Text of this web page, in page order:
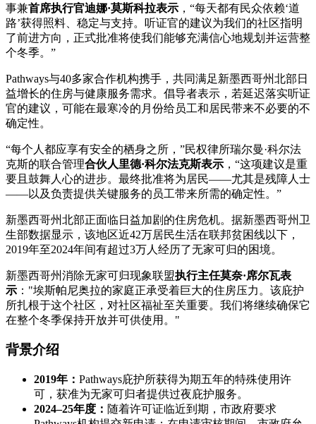
事兼首席执行官迪娜·莫斯科拉表示 ，“每天都有民众依赖‘道
路’获得照料、稳定与支持。听证官的建议为我们的社区指明
了前进方向，正式批准将使我们能够充满信心地规划并运营整
个冬季。”
Pathways与40多家合作机构携手，共同满足新墨西哥州北部日
益增长的住房与健康服务需求。倡导者表示，若延迟落实听证
官的建议，可能在最寒冷的月份给员工和居民带来不必要的不
确定性。
“每个人都应享有安全的栖身之所，”民权律所瑞尔曼·科尔法
克斯的联合管理合伙人里德·科尔法克斯表示 ，“这项建议是重
要且鼓舞人心的进步。最终批准将为居民——尤其是残障人士
——以及负责提供关键服务的员工带来所需的确定性。”
新墨西哥州北部正面临日益加剧的住房危机。据新墨西哥州卫
生部数据显示，该地区近42万居民生活在联邦贫困线以下，
2019年至2024年间有超过3万人经历了无家可归的困境。
新墨西哥州消除无家可归现象联盟执行主任莫奈·席尔瓦表
示 ："埃斯帕尼奥拉的家庭正承受着巨大的住房压力。该庇护
所扎根于这个社区，对社区福祉至关重要。我们将继续确保它
在整个冬季保持开放并可供使用。"
背景介绍
2019年： Pathways庇护所获得为期五年的特殊使用许
可，获准为无家可归者提供过夜庇护服务。
2024–25年度： 随着许可证临近到期，市政府要求